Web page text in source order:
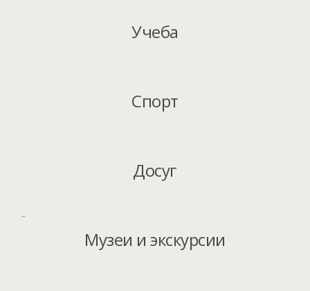
Учеба
Спорт
Досуг
Музеи и экскурсии